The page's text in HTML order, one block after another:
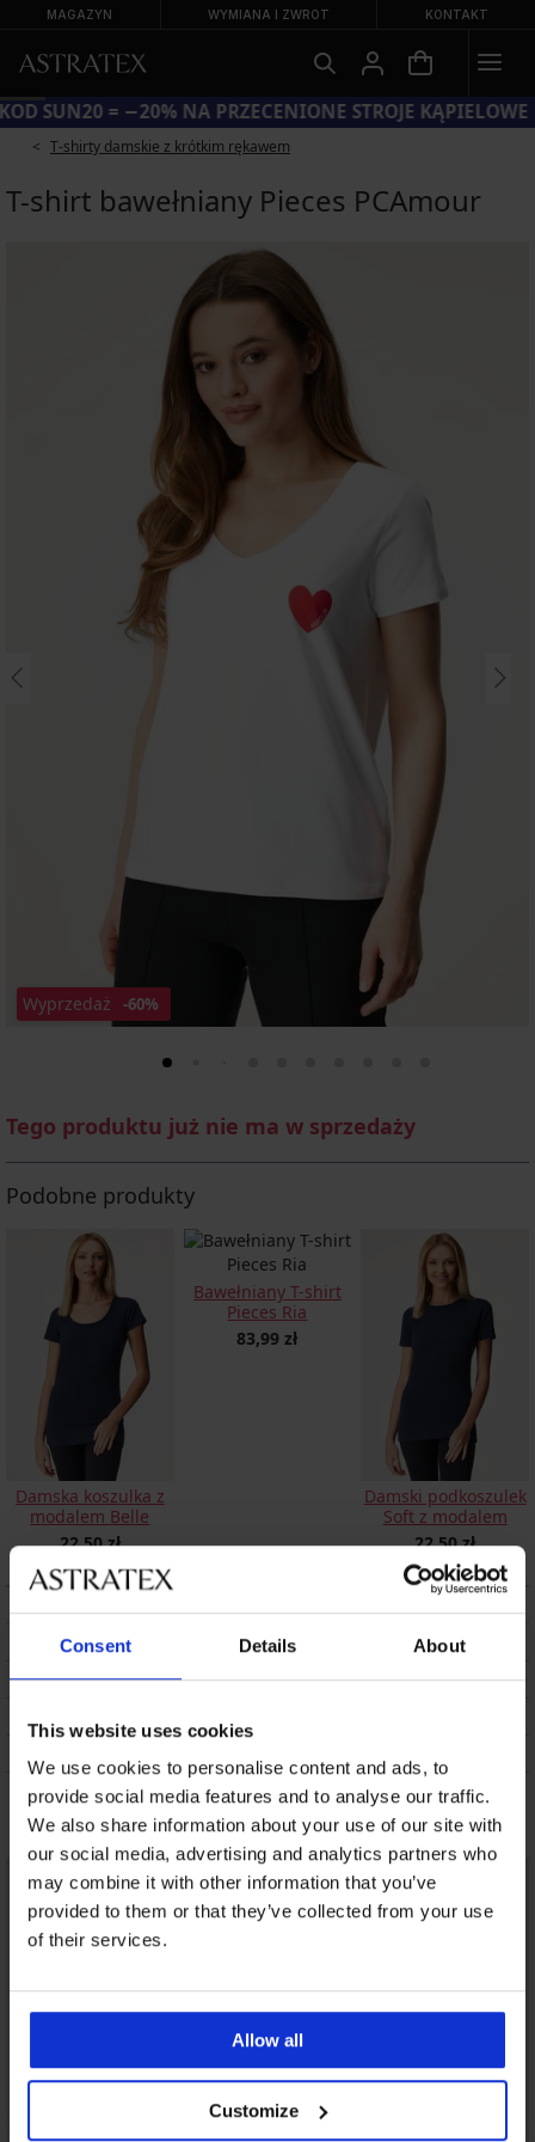
Consent Details About
This website uses cookies
We use cookies to personalise content and ads, to
provide social media features and to analyse our traffic.
We also share information about your use of our site with
our social media, advertising and analytics partners who
may combine it with other information that you’ve
provided to them or that they’ve collected from your use
of their services.
Allow all
Customize
MAGAZYN WYMIANA I ZWROT KONTAKT
KOD SUN20 = −20% NA PRZECENIONE STROJE KĄPIELOWE
T-shirty damskie z krótkim rękawem
T-shirt bawełniany Pieces PCAmour
Wyprzedaż -60%
Tego produktu już nie ma w sprzedaży
Podobne produkty
Damska koszulka z
modalem Belle
22,50 zł
Bawełniany T-shirt
Pieces Ria
83,99 zł
Damski podkoszulek
Soft z modalem
22,50 zł
DOSTAWA I PŁATNOŚĆ
WYMIANA
Może Ci się spodobać